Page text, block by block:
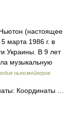
(настоящее
марта 1986 г. в
Украины. В 9 лет
музыкальную
ньюсмейкеров
Координаты …